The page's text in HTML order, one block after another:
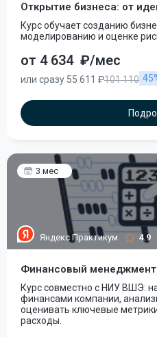
Открытие бизнеса: от
Курс обучает созданию
моделированию и оценке
от 4 634 ₽/мес
или сразу 55 611 ₽101 110
3 мес
Яндекс Практикум 4.9
Финансовый менеджмент
Курс совместно с НИУ ВШЭ:
финансами компании,
оценивать ключевые
расходы.